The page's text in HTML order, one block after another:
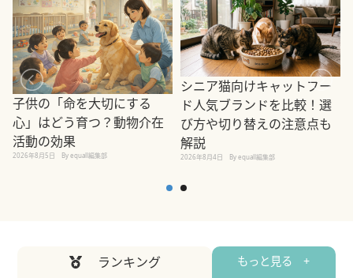
子供の「命を大切にする
心」はどう育つ？動物介在
活動の効果
2026年8月5日 By equall編集部
シニア猫向けキャットフー
ド人気ブランドを比較！選
び方や切り替えの注意点も
解説
2026年8月4日 By equall編集部
ランキング もっと見る +